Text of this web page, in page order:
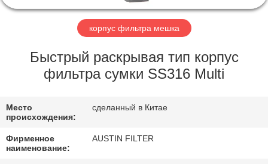
ПУТЕШЕСТВИЕ
ФАБРИКИ
ПРОВЕРКА
СВЯЖИТЕСЬ
МЫ
корпус фильтра мешка
Быстрый раскрывая тип корпус
фильтра сумки SS316 Multi
Место
происхождения:
сделанный в Китае
Фирменное
наименование:
AUSTIN FILTER